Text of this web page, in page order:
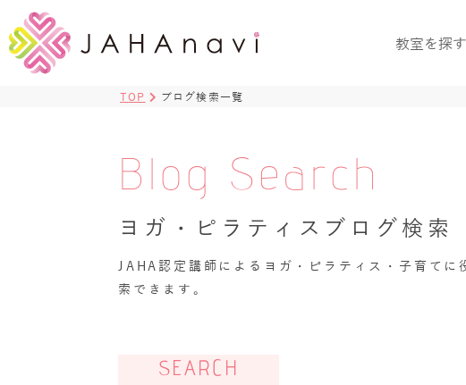
教室を探す
TOP ブログ検索一覧
Blog Search
ヨガ・ピラティスブログ検索
JAHA認定講師によるヨガ・ピラティス・子育てに
索できます。
SEARCH